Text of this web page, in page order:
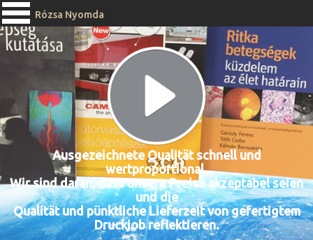
Rózsa Nyomda
Ausgezeichnete Qualität schnell und
wertproportional.
Wir sind daran, dass unserePreise akzeptabel seien
und die
Qualität und pünktliche Lieferzeit von gefertigtem
Druckjob reflektieren.